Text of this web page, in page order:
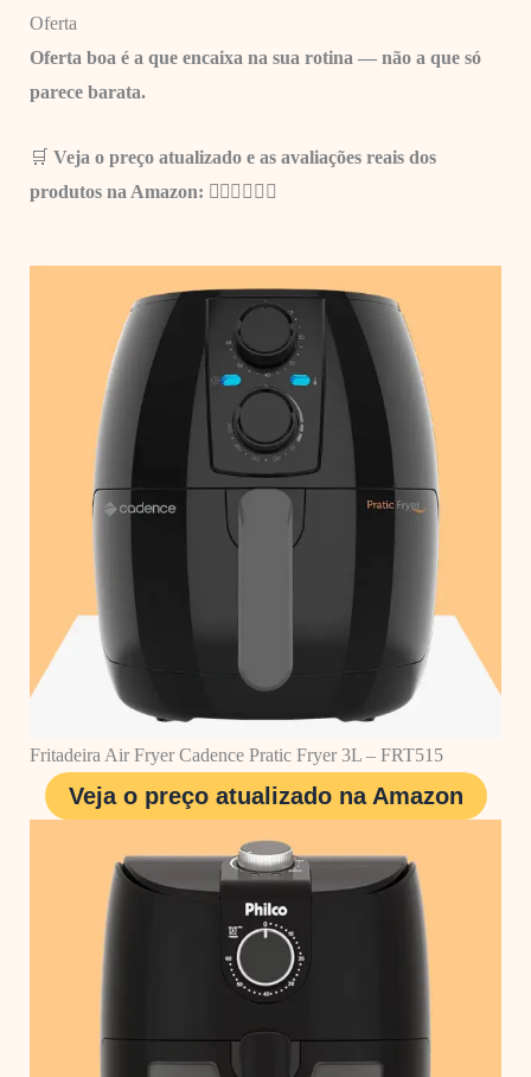
Oferta
Oferta boa é a que encaixa na sua rotina — não a que só
parece barata.
🛒 Veja o preço atualizado e as avaliações reais dos
produtos na Amazon: 👇🏼 👇🏼👇🏼
Fritadeira Air Fryer Cadence Pratic Fryer 3L – FRT515
Veja o preço atualizado na Amazon